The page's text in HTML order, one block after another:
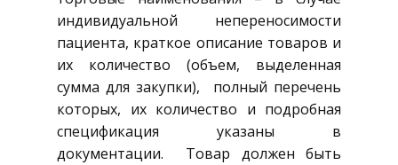
индивидуальной непереносимости
пациента, краткое описание товаров и
их количество (объем, выделенная
сумма для закупки), полный перечень
которых, их количество и подробная
спецификация указаны в
документации. Товар должен быть